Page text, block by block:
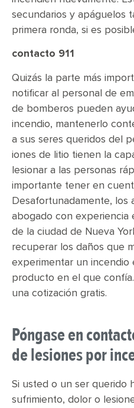
secundarios y apáguelos
primera ronda, si es
contacto 911
Quizás la parte más
notificar al personal de
de bomberos pueden
incendio, mantenerlo
a sus seres queridos del
iones de litio tienen la
lesionar a las personas
importante tener en
Desafortunadamente, los
abogado con experiencia
de la ciudad de Nueva
recuperar los daños que
experimentar un incendio
producto en el que
una cotización gratis.
Póngase en
de lesiones por
Si usted o un ser querido
sufrimiento, dolor o